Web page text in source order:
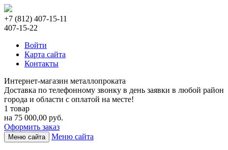
+7 (812) 407-15-11
407-15-22
Войти
Карта сайта
Контакты
Интернет-магазин металлопроката
Доставка по телефонному звонку в день заявки в любой район
города и области с оплатой на месте!
1 товар
на 75 000,00 руб.
Оформить заказ
Меню сайта Меню сайта